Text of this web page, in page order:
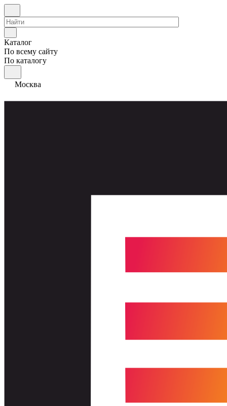
Каталог
По всему сайту
По каталогу
Москва